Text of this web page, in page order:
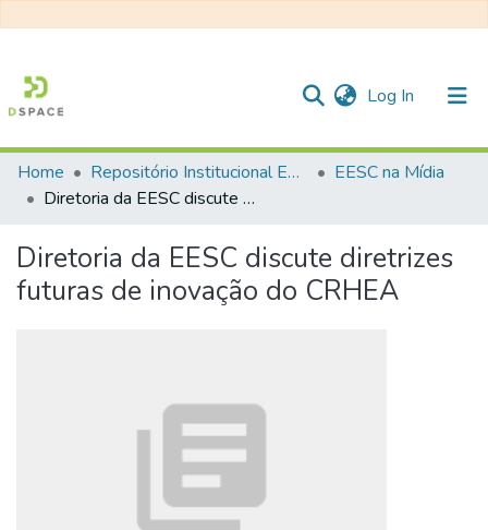
Log In (current)
Communities & Collections
Statistics
Home Repositório Institucional EESC
EESC na Mídia
Diretoria da EESC discute diretrizes futuras de inovação do CRHEA
Diretoria da EESC discute diretrizes
futuras de inovação do CRHEA